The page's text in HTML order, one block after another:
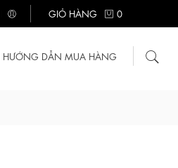
GIỎ HÀNG 0
HƯỚNG DẪN MUA HÀNG